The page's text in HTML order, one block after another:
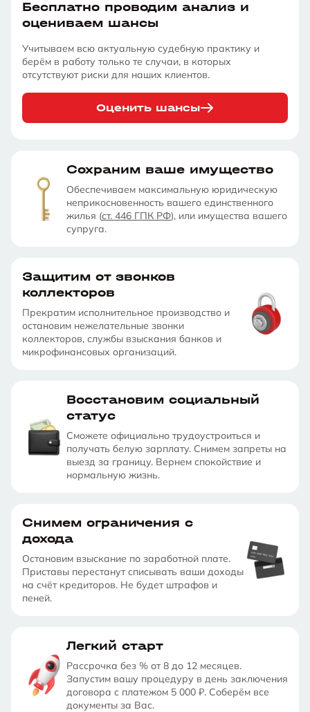
Бесплатно проводим анализ и
оцениваем шансы
Учитываем всю актуальную судебную практику и
берём в работу только те случаи, в которых
отсутствуют риски для наших клиентов.
Оценить шансы
Сохраним ваше имущество
Обеспечиваем максимальную юридическую
неприкосновенность вашего единственного
жилья (ст. 446 ГПК РФ), или имущества вашего
супруга.
Защитим от звонков
коллекторов
Прекратим исполнительное производство и
остановим нежелательные звонки
коллекторов, службы взыскания банков и
микрофинансовых организаций.
Восстановим социальный
статус
Сможете официально трудоустроиться и
получать белую зарплату. Снимем запреты на
выезд за границу. Вернем спокойствие и
нормальную жизнь.
Снимем ограничения с
дохода
Остановим взыскание по заработной плате.
Приставы перестанут списывать ваши доходы
на счёт кредиторов. Не будет штрафов и
пеней.
Легкий старт
Рассрочка без % от 8 до 12 месяцев.
Запустим вашу процедуру в день заключения
договора с платежом 5 000 ₽. Соберём все
документы за Вас.